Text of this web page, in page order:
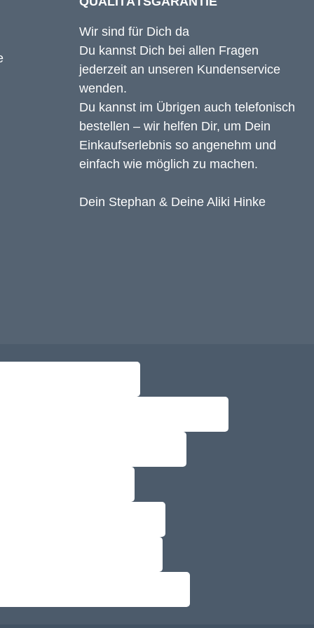
Wir sind für Dich da
Du kannst Dich bei allen Fragen
jederzeit an unseren Kundenservice
wenden.
Du kannst im Übrigen auch telefonisch
bestellen – wir helfen Dir, um Dein
Einkaufserlebnis so angenehm und
einfach wie möglich zu machen.
Dein Stephan & Deine Aliki Hinke